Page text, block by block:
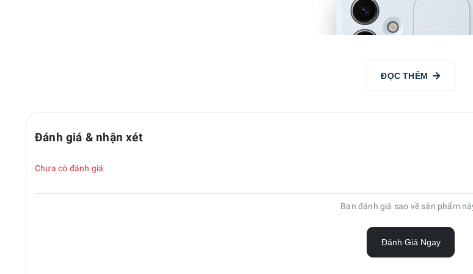
ĐỌC THÊM
Đánh giá & nhận xét
Chưa có đánh giá
Bạn đánh giá sao về sản phẩm
Đánh Giá Ngay